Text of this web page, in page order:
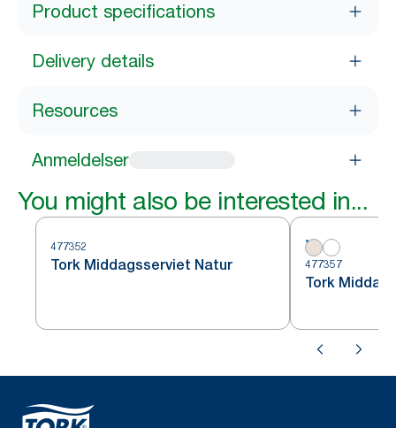
Product specifications
Delivery details
Resources
Anmeldelser
You might also be interested in...
477352
Tork Middagsserviet Natur 477357
Tork